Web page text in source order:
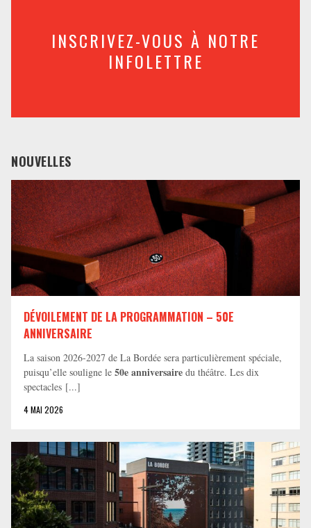
INSCRIVEZ-VOUS À NOTRE
INFOLETTRE
NOUVELLES
DÉVOILEMENT DE LA PROGRAMMATION – 50E
ANNIVERSAIRE
La saison 2026-2027 de La Bordée sera particulièrement spéciale,
puisqu’elle souligne le 50e anniversaire du théâtre. Les dix
spectacles [...]
4 MAI 2026